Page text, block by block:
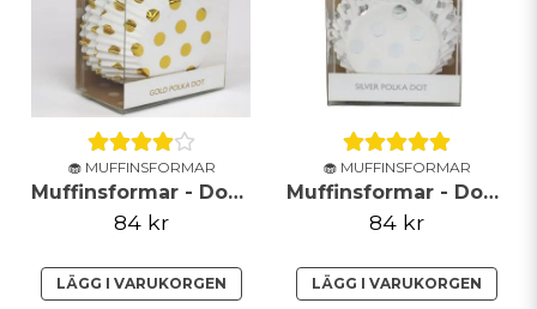
🧁 MUFFINSFORMAR
Muffinsformar - Dot - Guld
84 kr
LÄGG I VARUKORGEN
🧁 MUFFINSFORMAR
Muffinsformar - Dot - Silver
84 kr
LÄGG I VARUKORGEN